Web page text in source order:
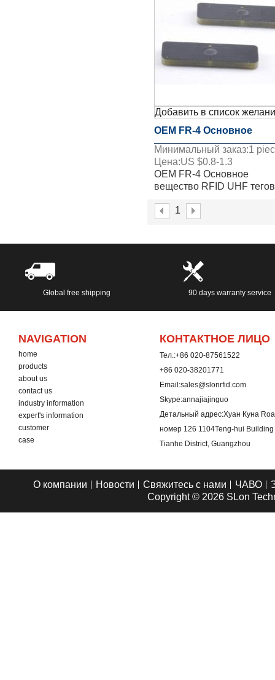
Добавить в список
OEM FR-4 Основное
Вещество RFID UHF
Минимальный заказ:1
Цена:US $0.8-1.3
OEM FR-4 Основное
вещество RFID UHF тегов
1
Global free shipping 90 days warranty service
NAVIGATION
home
products
about us
contact us
industry information
expert's information
customer
case
КОНТАКТНОЕ ЛИЦО
Тел.:+86 020-87561522
+86 020-38201771
Email:sales@slonrfid.com
Skype:annajiajinguo
Детальный адрес:Хуан Куна
номер 126 1104Teng-hui
Tianhe District, Guangzhou
О компании Новости Свяжитесь с нами ЧАВО
Copyright © 2026 SLon